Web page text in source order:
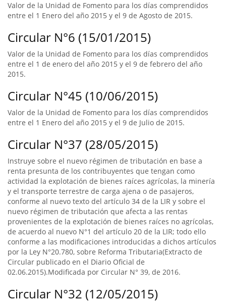
Valor de la Unidad de Fomento para los días comprendidos
entre el 1 Enero del año 2015 y el 9 de Agosto de 2015.
Circular N°6 (15/01/2015)
Valor de la Unidad de Fomento para los días comprendidos
entre el 1 de enero del año 2015 y el 9 de febrero del año
2015.
Circular N°45 (10/06/2015)
Valor de la Unidad de Fomento para los días comprendidos
entre el 1 Enero del año 2015 y el 9 de Julio de 2015.
Circular N°37 (28/05/2015)
Instruye sobre el nuevo régimen de tributación en base a
renta presunta de los contribuyentes que tengan como
actividad la explotación de bienes raíces agrícolas, la minería
y el transporte terrestre de carga ajena o de pasajeros,
conforme al nuevo texto del artículo 34 de la LIR y sobre el
nuevo régimen de tributación que afecta a las rentas
provenientes de la explotación de bienes raíces no agrícolas,
de acuerdo al nuevo N°1 del artículo 20 de la LIR; todo ello
conforme a las modificaciones introducidas a dichos artículos
por la Ley N°20.780, sobre Reforma Tributaria(Extracto de
Circular publicado en el Diario Oficial de
02.06.2015).Modificada por Circular N° 39, de 2016.
Circular N°32 (12/05/2015)